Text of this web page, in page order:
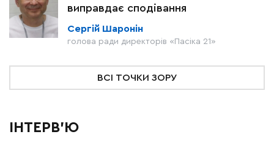
виправдає сподівання
Сергій Шаронін
голова ради директорів «Пасіка 21»
ВСІ ТОЧКИ ЗОРУ
ІНТЕРВ'Ю